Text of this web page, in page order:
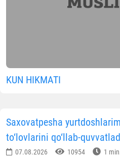
KUN HIKMATI
Saxovatpesha
to‘lovlarini qo‘llab-
07.08.2026 10954 1 min.